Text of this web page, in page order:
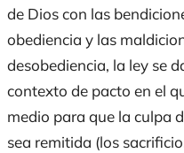
de Dios con las
obediencia y las
desobediencia, la ley se
contexto de pacto en el
medio para que la culpa
sea remitida (los